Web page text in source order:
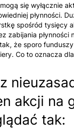
się wyłącznie
płynności.
spośród tysięcy
zabijania płynności
że sporo
Co to oznacza
akcji na
tak: